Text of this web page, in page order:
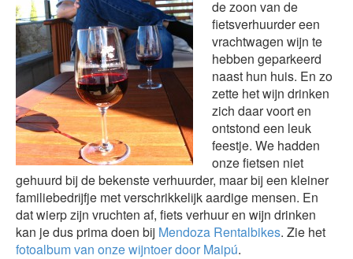
de zoon van de
fietsverhuurder een
vrachtwagen wijn te
hebben geparkeerd
naast hun huis. En zo
zette het wijn drinken
zich daar voort en
ontstond een leuk
feestje. We hadden
onze fietsen niet
gehuurd bij de bekenste verhuurder, maar bij een kleiner
familiebedrijfje met verschrikkelijk aardige mensen. En
dat wierp zijn vruchten af, fiets verhuur en wijn drinken
kan je dus prima doen bij Mendoza Rentalbikes. Zie het
fotoalbum van onze wijntoer door Maipú.